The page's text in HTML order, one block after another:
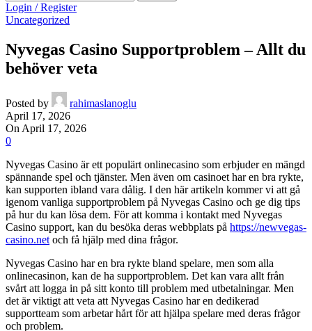
Login / Register
Uncategorized
Nyvegas Casino Supportproblem – Allt du
behöver veta
Posted by
rahimaslanoglu
April 17, 2026
On April 17, 2026
0
Nyvegas Casino är ett populärt onlinecasino som erbjuder en mängd
spännande spel och tjänster. Men även om casinoet har en bra rykte,
kan supporten ibland vara dålig. I den här artikeln kommer vi att gå
igenom vanliga supportproblem på Nyvegas Casino och ge dig tips
på hur du kan lösa dem. För att komma i kontakt med Nyvegas
Casino support, kan du besöka deras webbplats på https://newvegas-
casino.net och få hjälp med dina frågor.
Nyvegas Casino har en bra rykte bland spelare, men som alla
onlinecasinon, kan de ha supportproblem. Det kan vara allt från
svårt att logga in på sitt konto till problem med utbetalningar. Men
det är viktigt att veta att Nyvegas Casino har en dedikerad
supportteam som arbetar hårt för att hjälpa spelare med deras frågor
och problem.